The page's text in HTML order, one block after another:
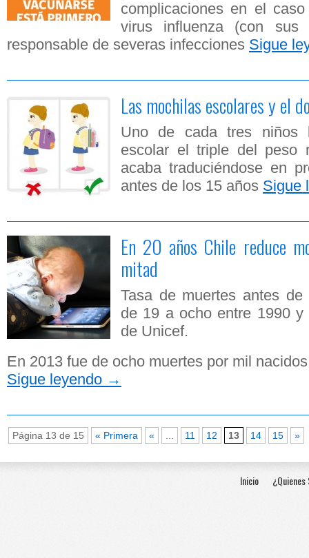
complicaciones en el
virus influenza (con sus
responsable de severas infecciones Sigue
Las mochilas escolares y el
Uno de cada tres niños
escolar el triple del peso
acaba traduciéndose en
antes de los 15 años Sigue
En 20 años Chile reduce
mitad
Tasa de muertes antes
de 19 a ocho entre 1990 y
de Unicef.
En 2013 fue de ocho muertes por mil
Sigue leyendo →
Página 13 de 15 « Primera « 11 12 13 14 15 »
Inicio